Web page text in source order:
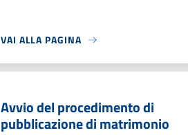
VAI ALLA PAGINA
Avvio del procedimento di
pubblicazione di matrimonio